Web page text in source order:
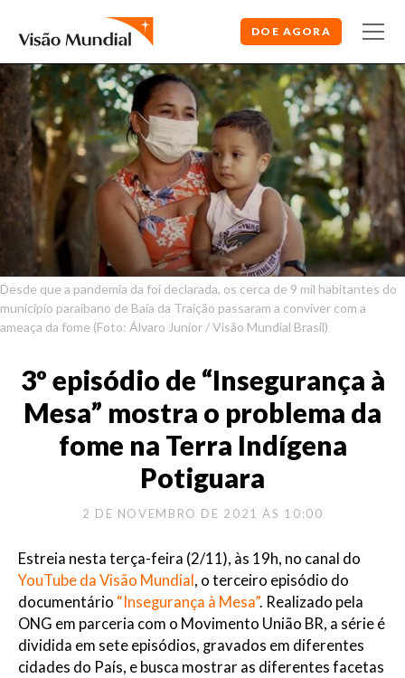
DOE AGORA
Desde que a pandemia da foi declarada, os cerca de 9 mil habitantes do
município paraibano de Baía da Traição passaram a conviver com a
ameaça da fome (Foto: Álvaro Junior / Visão Mundial Brasil)
3º episódio de “Insegurança à
Mesa” mostra o problema da
fome na Terra Indígena
Potiguara
2 DE NOVEMBRO DE 2021 ÀS 10:00
Estreia nesta terça-feira (2/11), às 19h, no canal do
YouTube da Visão Mundial , o terceiro episódio do
documentário “Insegurança à Mesa”. Realizado pela
ONG em parceria com o Movimento União BR, a série é
dividida em sete episódios, gravados em diferentes
cidades do País, e busca mostrar as diferentes facetas